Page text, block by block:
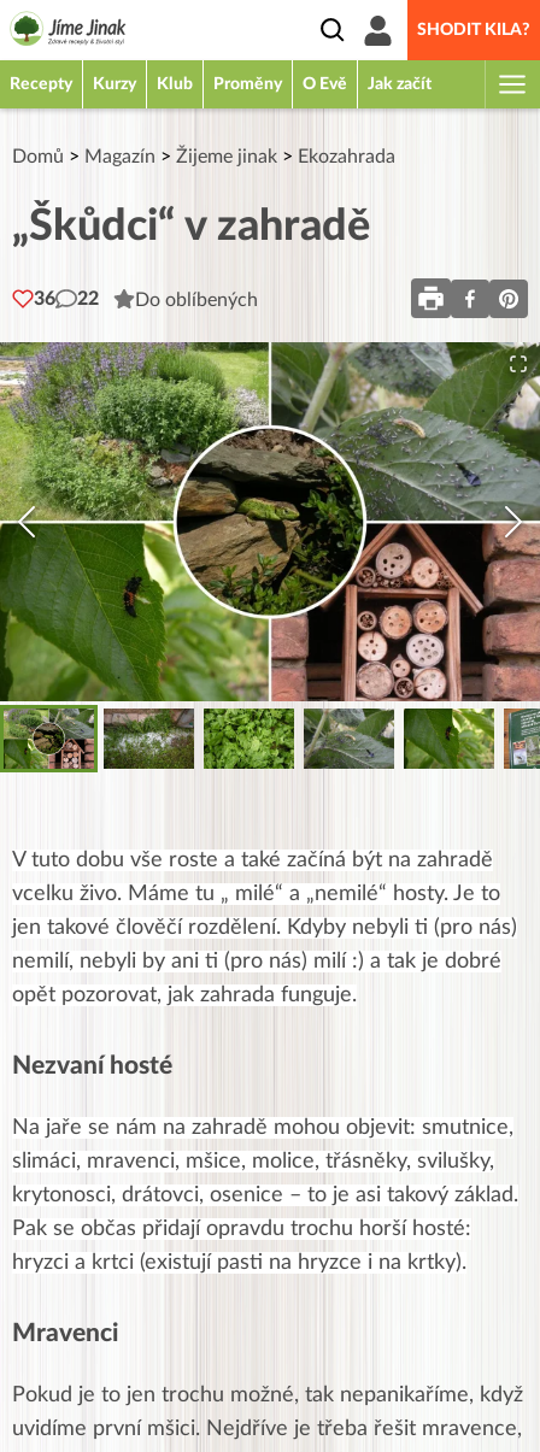
SHODIT KILA?
Recepty Kurzy Klub Proměny O Evě Jak začít
Domů > Magazín > Žijeme jinak > Ekozahrada
„Škůdci“ v zahradě
36 22 Do oblíbených
V tuto dobu vše roste a také začíná být na zahradě
vcelku živo. Máme tu „ milé“ a „nemilé“ hosty. Je to
jen takové člověčí rozdělení. Kdyby nebyli ti (pro nás)
nemilí, nebyli by ani ti (pro nás) milí :) a tak je dobré
opět pozorovat, jak zahrada funguje.
Nezvaní hosté
Na jaře se nám na zahradě mohou objevit: smutnice,
slimáci, mravenci, mšice, molice, třásněky, svilušky,
krytonosci, drátovci, osenice – to je asi takový základ.
Pak se občas přidají opravdu trochu horší hosté:
hryzci a krtci (existují pasti na hryzce i na krtky).
Mravenci
Pokud je to jen trochu možné, tak nepanikaříme, když
uvidíme první mšici. Nejdříve je třeba řešit mravence,